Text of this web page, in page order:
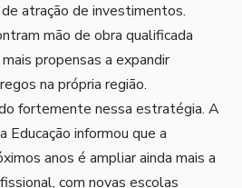
atração de investimentos.
mão de obra qualificada
propensas a expandir
na própria região.
fortemente nessa estratégia. A
Educação informou que a
anos é ampliar ainda mais a
com novas escolas